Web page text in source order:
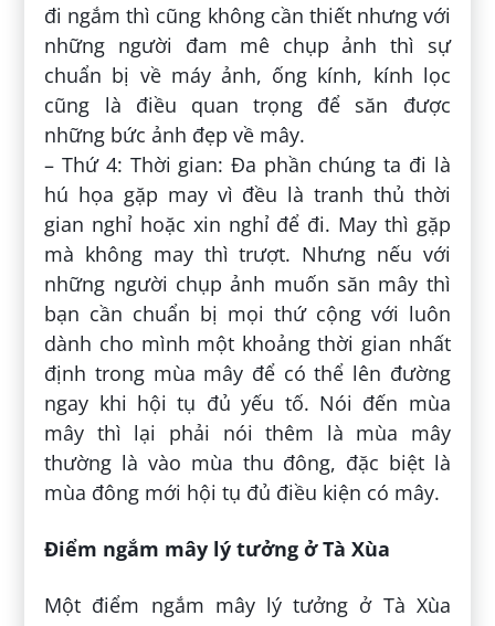
đi ngắm thì cũng không cần thiết nhưng với
những người đam mê chụp ảnh thì sự
chuẩn bị về máy ảnh, ống kính, kính lọc
cũng là điều quan trọng để săn được
những bức ảnh đẹp về mây.
– Thứ 4: Thời gian: Đa phần chúng ta đi là
hú họa gặp may vì đều là tranh thủ thời
gian nghỉ hoặc xin nghỉ để đi. May thì gặp
mà không may thì trượt. Nhưng nếu với
những người chụp ảnh muốn săn mây thì
bạn cần chuẩn bị mọi thứ cộng với luôn
dành cho mình một khoảng thời gian nhất
định trong mùa mây để có thể lên đường
ngay khi hội tụ đủ yếu tố. Nói đến mùa
mây thì lại phải nói thêm là mùa mây
thường là vào mùa thu đông, đặc biệt là
mùa đông mới hội tụ đủ điều kiện có mây.
Điểm ngắm mây lý tưởng ở Tà Xùa
Một điểm ngắm mây lý tưởng ở Tà Xùa